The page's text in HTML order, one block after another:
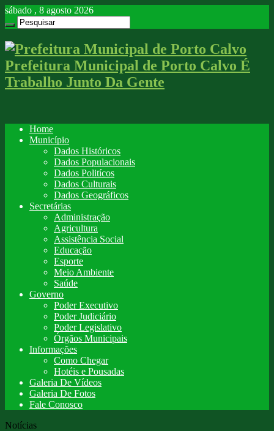
sábado , 8 agosto 2026
Prefeitura Municipal de Porto Calvo É
Trabalho Junto Da Gente
Home
Município
Dados Históricos
Dados Populacionais
Dados Politícos
Dados Culturais
Dados Geográficos
Secretárias
Administração
Agricultura
Assistência Social
Educação
Esporte
Meio Ambiente
Saúde
Governo
Poder Executivo
Poder Judiciário
Poder Legislativo
Órgãos Municipais
Informações
Como Chegar
Hotéis e Pousadas
Galeria De Vídeos
Galeria De Fotos
Fale Conosco
Notícias